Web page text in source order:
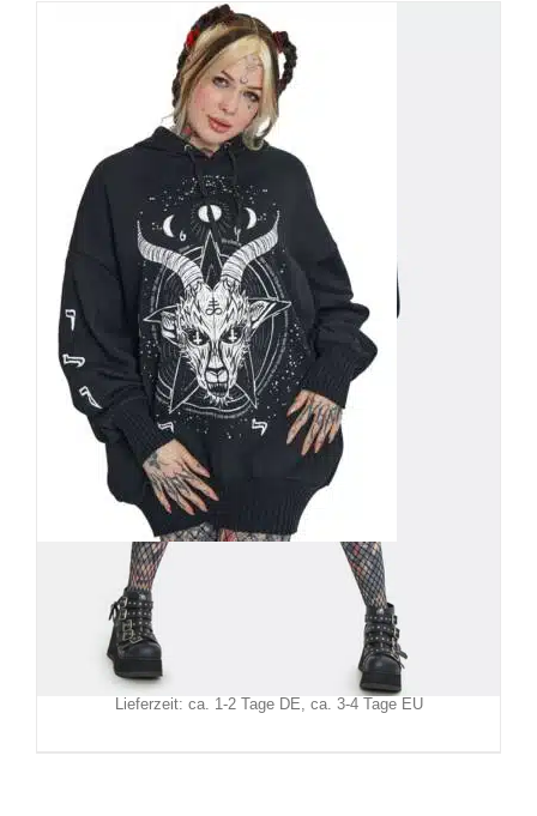
Jawbreaker Hoody Baphomet
Lieferzeit: ca. 1-2 Tage DE, ca. 3-4 Tage EU